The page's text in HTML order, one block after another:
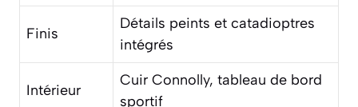
Finis
Détails peints et catadioptres
intégrés
Intérieur
Cuir Connolly, tableau de bord
sportif